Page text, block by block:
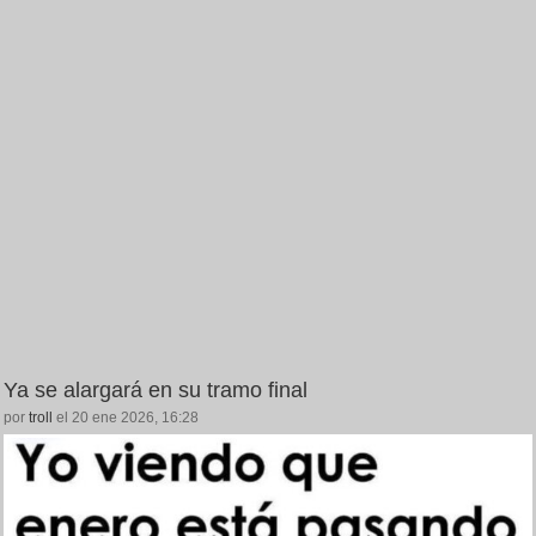
Ya se alargará en su tramo final
por troll el 20 ene 2026, 16:28